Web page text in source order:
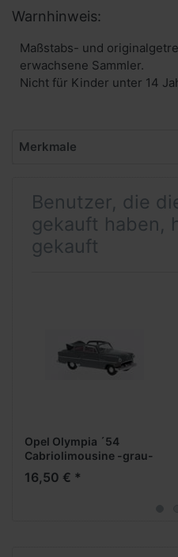
Warnhinweis:
Maßstabs- und
erwachsene Sammler.
Nicht für Kinder unter 14
Merkmale
Benutzer, die
gekauft haben,
gekauft
Opel Olympia ´54
Cabriolimousine -grau-
16,50 € *